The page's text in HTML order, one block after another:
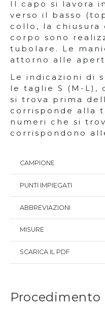
Il capo si lavora
verso il basso
collo, la chiusura
corpo sono
tubolare. Le
attorno alle
Le indicazioni di
le taglie S (M-L),
si trova prima
corrisponde alla
numeri che si
corrispondono
CAMPIONE
PUNTI IMPIEGATI
ABBREVIAZIONI
MISURE
SCARICA IL PDF
Procedimento